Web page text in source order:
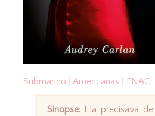
Submarino
Americanas FNAC
Sinopse: Ela precisava